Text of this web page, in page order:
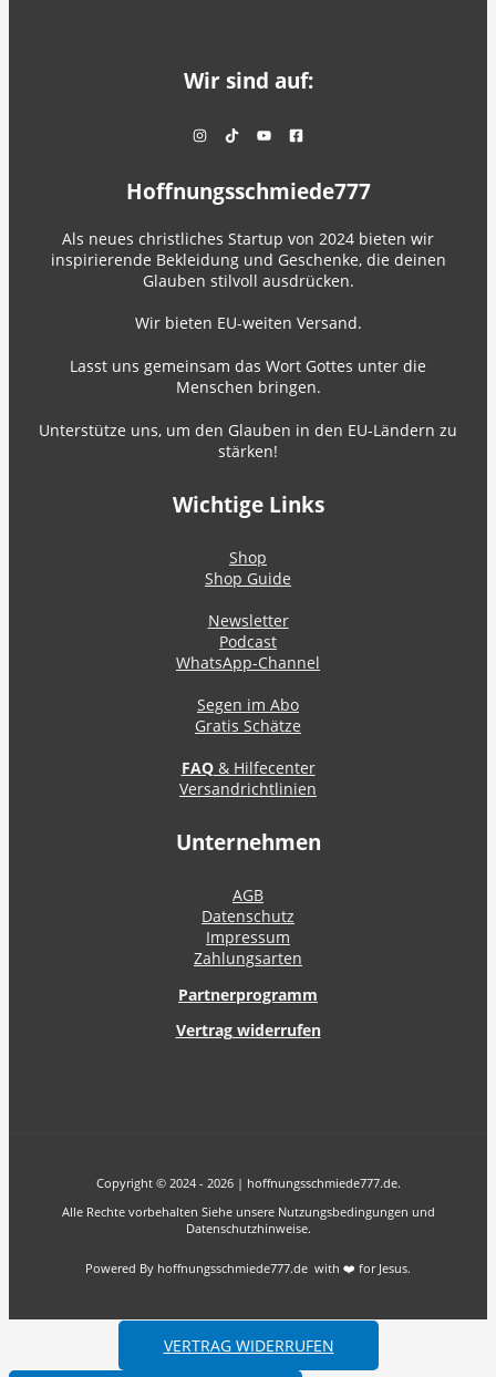
Wir sind auf:
Hoffnungsschmiede777
Als neues christliches Startup von 2024 bieten wir
inspirierende Bekleidung und Geschenke, die deinen
Glauben stilvoll ausdrücken.
Wir bieten EU-weiten Versand.
Lasst uns gemeinsam das Wort Gottes unter die
Menschen bringen.
Unterstütze uns, um den Glauben in den EU-Ländern zu
stärken!
Wichtige Links
Shop
Shop Guide
Newsletter
Podcast
WhatsApp-Channel
Segen im Abo
Gratis Schätze
FAQ& Hilfecenter
Versandrichtlinien
Unternehmen
AGB
Datenschutz
Impressum
Zahlungsarten
Partnerprogramm
Vertrag widerrufen
Copyright © 2024 - 2026 | hoffnungsschmiede777.de.
Alle Rechte vorbehalten Siehe unsere Nutzungsbedingungen und
Datenschutzhinweise.
Powered By hoffnungsschmiede777.de with ❤️ for Jesus.
VERTRAG WIDERRUFEN